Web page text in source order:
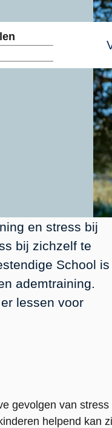
en stress bij
bij zichzelf te
School is
ademtraining.
lessen voor
gevolgen van stress
helpend kan